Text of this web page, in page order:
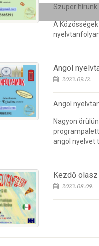
Szuper hírünk
A
Angol
2023.09.12.
Angol
Nagyon
angol nyelvet
Kezdő
2023.08.09.